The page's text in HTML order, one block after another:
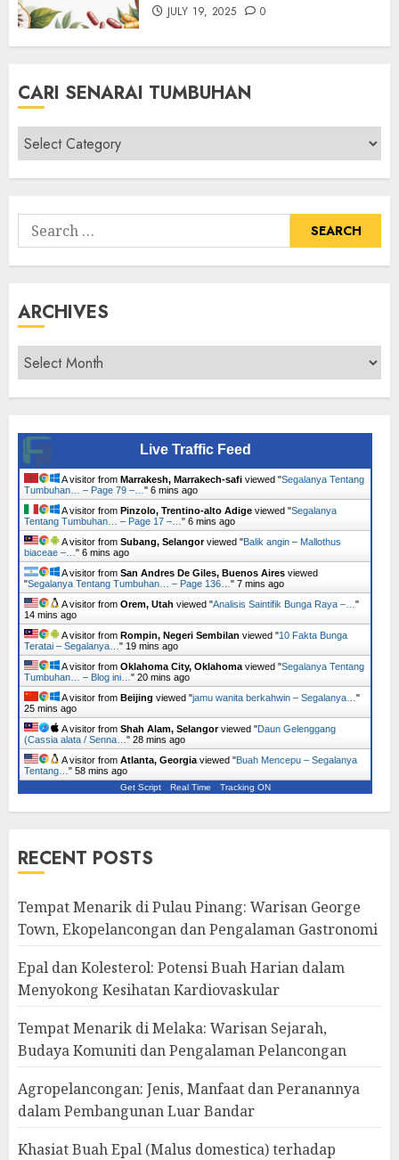
JULY 19, 2025 0
CARI SENARAI TUMBUHAN
Cari
Senarai
Tumbuhan
Search
for:
ARCHIVES
Archives
Live Traffic Feed
A visitor from Marrakesh, Marrakech-safi viewed "Segalanya Tentang
Tumbuhan… – Page 79 –… " 6 mins ago
A visitor from Pinzolo, Trentino-alto Adige viewed "Segalanya
Tentang Tumbuhan… – Page 17 –… " 6 mins ago
A visitor from Subang, Selangorviewed "Balik angin – Mallothus
biaceae –… " 6 mins ago
A visitor from San Andres De Giles, Buenos Aires viewed
"Segalanya Tentang Tumbuhan… – Page 136… " 7 mins ago
A visitor from Orem, Utah viewed "Analisis Saintifik Bunga Raya –… "
14 mins ago
A visitor from Rompin, Negeri Sembilan viewed "10 Fakta Bunga
Teratai – Segalanya… " 19 mins ago
A visitor from Oklahoma City, Oklahoma viewed "Segalanya Tentang
Tumbuhan… – Blog ini… " 20 mins ago
A visitor from Beijing viewed "jamu wanita berkahwin – Segalanya… "
26 mins ago
A visitor from Shah Alam, Selangorviewed "Daun Gelenggang
(Cassia alata / Senna… " 28 mins ago
A visitor from Atlanta, Georgia viewed "Buah Mencepu – Segalanya
Tentang… " 58 mins ago
Get Script Real Time Tracking ON
RECENT POSTS
Tempat Menarik di Pulau Pinang: Warisan George
Town, Ekopelancongan dan Pengalaman Gastronomi
Epal dan Kolesterol: Potensi Buah Harian dalam
Menyokong Kesihatan Kardiovaskular
Tempat Menarik di Melaka: Warisan Sejarah,
Budaya Komuniti dan Pengalaman Pelancongan
Agropelancongan: Jenis, Manfaat dan Peranannya
dalam Pembangunan Luar Bandar
Khasiat Buah Epal (Malus domestica) terhadap